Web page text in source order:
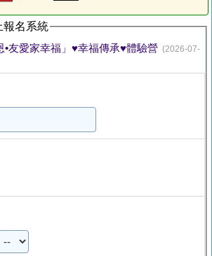
報名系統
•友愛家幸福」♥幸福傳承♥體驗營 (2026-07-